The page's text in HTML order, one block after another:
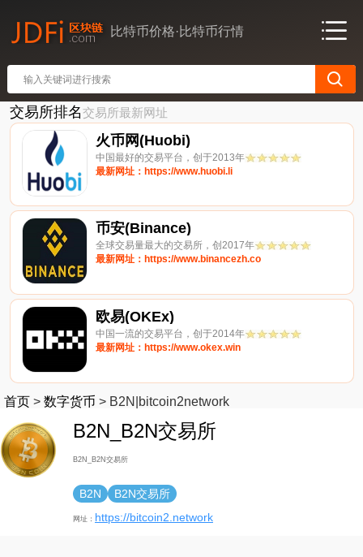
比特币价格·比特币行情
交易所排名交易所最新网址
火币网(Huobi)
中国最好的交易平台，创于2013年
最新网址：https://www.huobi.li
币安(Binance)
全球交易量最大的交易所，创2017年
最新网址：https://www.binancezh.co
欧易(OKEx)
中国一流的交易平台，创于2014年
最新网址：https://www.okex.win
首页 > 数字货币 > B2N|bitcoin2network
B2N_B2N交易所
B2N_B2N交易所
B2N B2N交易所
网址： https://bitcoin2.network